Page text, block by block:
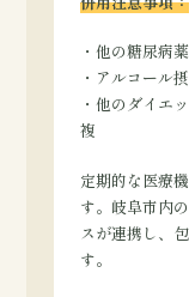
・他の糖尿病
・アルコール
・他のダイエ
複
定期的な医療
す。岐阜市内
スが連携し、
す。